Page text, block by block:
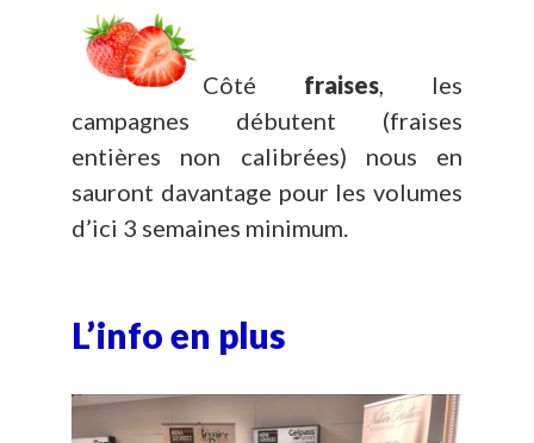
Côté fraises, les
campagnes débutent (fraises
entières non calibrées) nous en
sauront davantage pour les volumes
d’ici 3 semaines minimum.
L’info en plus